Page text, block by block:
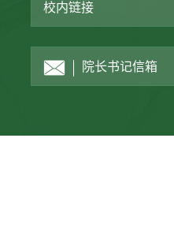
校内链接
院长书记信箱